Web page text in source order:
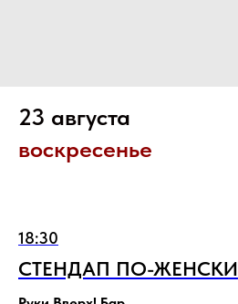
23 августа
воскресенье
18:30
СТЕНДАП ПО-ЖЕНСКИ